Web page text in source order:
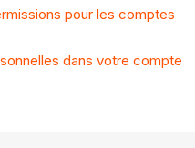
pour les comptes
dans votre compte